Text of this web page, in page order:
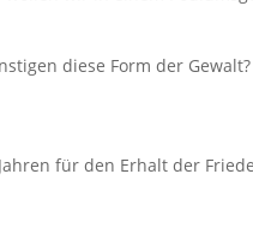
diese Form der Gewalt?
für den Erhalt der